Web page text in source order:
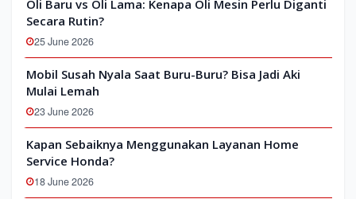
Oli Baru vs Oli Lama: Kenapa Oli Mesin Perlu Diganti
Secara Rutin?
25 June 2026
Mobil Susah Nyala Saat Buru-Buru? Bisa Jadi Aki
Mulai Lemah
23 June 2026
Kapan Sebaiknya Menggunakan Layanan Home
Service Honda?
18 June 2026